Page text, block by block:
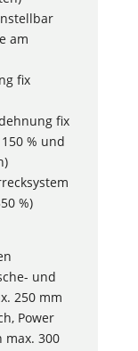
am
fix
fix
% und
%)
und
250 mm
Power
max. 300